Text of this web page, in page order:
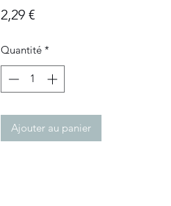
2,29 €Prix
Quantité *
Ajouter au panier